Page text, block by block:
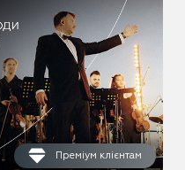
Преміум клієнтам